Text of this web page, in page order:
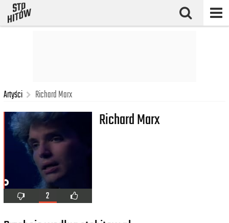
Artyści Richard Marx
2
Richard Marx